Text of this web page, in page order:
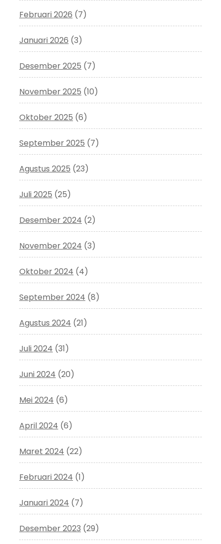
Februari 2026 (7)
Januari 2026 (3)
Desember 2025 (7)
November 2025 (10)
Oktober 2025 (6)
September 2025 (7)
Agustus 2025 (23)
Juli 2025 (25)
Desember 2024 (2)
November 2024 (3)
Oktober 2024 (4)
September 2024 (8)
Agustus 2024 (21)
Juli 2024 (31)
Juni 2024 (20)
Mei 2024 (6)
April 2024 (6)
Maret 2024 (22)
Februari 2024 (1)
Januari 2024 (7)
Desember 2023 (29)